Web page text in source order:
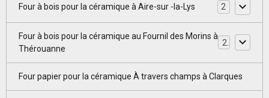
Four à bois pour la céramique à Aire-sur -la-Lys 2
Four à bois pour la céramique au Fournil des Morins à
Thérouanne
Four papier pour la céramique À travers champs à Clarques